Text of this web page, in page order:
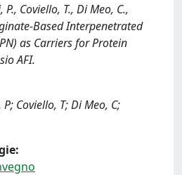
Coviello, T., Di Meo, C.,
Based Interpenetrated
as Carriers for Protein
AFI.
Coviello, T; Di Meo, C;